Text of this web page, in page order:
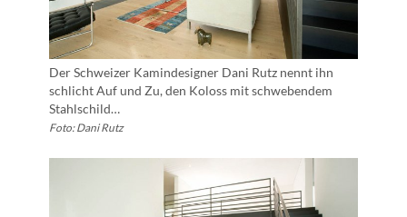
Der Schweizer Kamindesigner Dani Rutz nennt ihn
schlicht Auf und Zu, den Koloss mit schwebendem
Stahlschild…
Foto: Dani Rutz